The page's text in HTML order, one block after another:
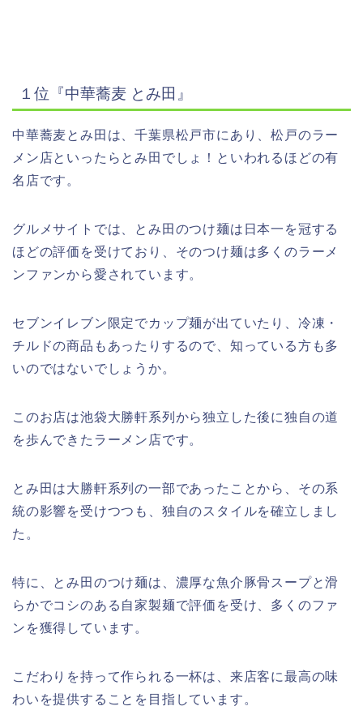
１位『中華蕎麦 とみ田』
中華蕎麦とみ田は、千葉県松戸市にあり、松戸のラー
メン店といったらとみ田でしょ！といわれるほどの有
名店です。
グルメサイトでは、とみ田のつけ麺は日本一を冠する
ほどの評価を受けており、そのつけ麺は多くのラーメ
ンファンから愛されています。
セブンイレブン限定でカップ麺が出ていたり、冷凍・
チルドの商品もあったりするので、知っている方も多
いのではないでしょうか。
このお店は池袋大勝軒系列から独立した後に独自の道
を歩んできたラーメン店です。
とみ田は大勝軒系列の一部であったことから、その系
統の影響を受けつつも、独自のスタイルを確立しまし
た。
特に、とみ田のつけ麺は、濃厚な魚介豚骨スープと滑
らかでコシのある自家製麺で評価を受け、多くのファ
ンを獲得しています。
こだわりを持って作られる一杯は、来店客に最高の味
わいを提供することを目指しています。